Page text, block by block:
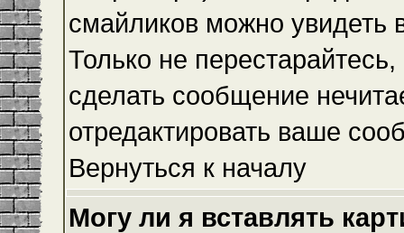
смайликов можно
Только не
сделать сообщение
отредактировать ваше
Вернуться к началу
Могу ли я вставлять